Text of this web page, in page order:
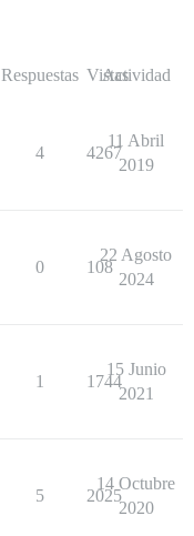
Respuestas Vistas
Actividad
4 4267
11 Abril
2019
0 108
22 Agosto
2024
1 1744
15 Junio
2021
5 2025
14 Octubre
2020